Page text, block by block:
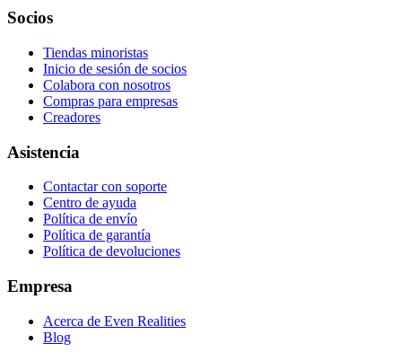
Socios
Tiendas minoristas
Inicio de sesión de socios
Colabora con nosotros
Compras para empresas
Creadores
Asistencia
Contactar con soporte
Centro de ayuda
Política de envío
Política de garantía
Política de devoluciones
Empresa
Acerca de Even Realities
Blog